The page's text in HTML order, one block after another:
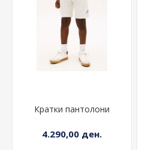
Кратки пантолони
4.290,00 ден.